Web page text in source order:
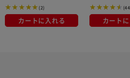
(2)
カートに入れる カート